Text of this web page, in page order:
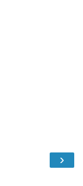
›